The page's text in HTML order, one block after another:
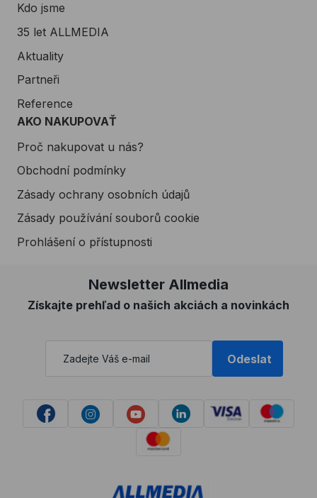
Kdo jsme
35 let ALLMEDIA
Aktuality
Partneři
Reference
AKO NAKUPOVAŤ
Proč nakupovat u nás?
Obchodní podmínky
Zásady ochrany osobních údajů
Zásady používání souborů cookie
Prohlášení o přístupnosti
Newsletter Allmedia
Získajte prehľad o našich akciách a novinkách
Odeslat